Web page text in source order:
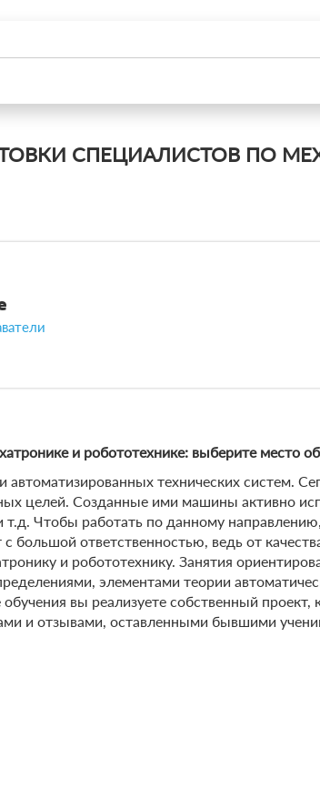
СПЕЦИАЛИСТОВ ПО
и робототехнике: выберите место
технических систем.
целей. Созданные ими машины активно
т.д. Чтобы работать по данному
большой ответственностью, ведь от
и робототехнику. Занятия
элементами теории
обучения вы реализуете собственный
и отзывами, оставленными бывшими